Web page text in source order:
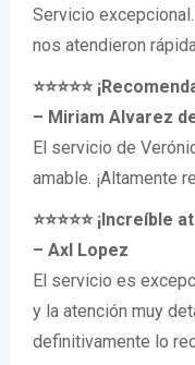
Servicio
nos atendieron
⭐️⭐️⭐️⭐️⭐️
– Miriam Alvarez
El servicio de
amable. ¡Altamente
⭐️⭐️⭐️⭐️⭐️ ¡Increíble
– Axl Lopez
El servicio es
y la atención muy
definitivamente lo